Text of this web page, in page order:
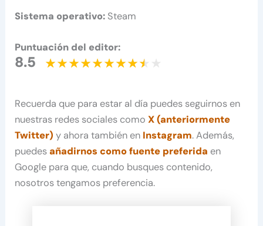
Sistema operativo: Steam
Puntuación del editor:
8.5
Recuerda que para estar al día puedes seguirnos en
nuestras redes sociales comoX (anteriormente
Twitter) y ahora también en Instagram. Además,
puedesañadirnos como fuente preferida en
Google para que, cuando busques contenido,
nosotros tengamos preferencia.